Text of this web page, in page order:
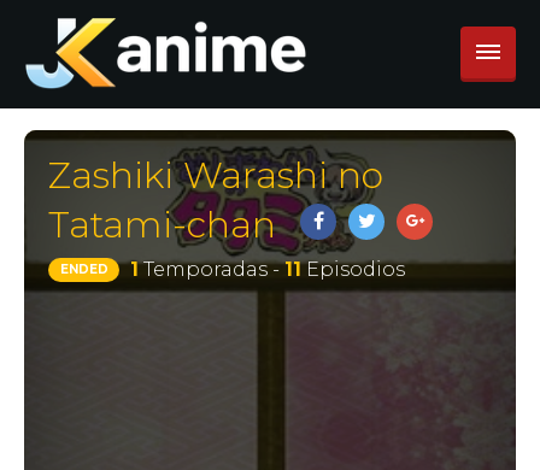
Zashiki Warashi no
Tatami-chan
ENDED 1Temporadas -11Episodios